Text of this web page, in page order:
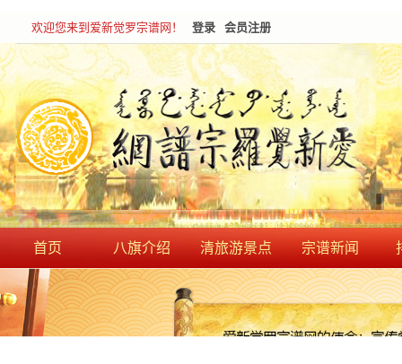
欢迎您来到爱新觉罗宗谱网！ 登录 会员注册
首页 八旗介绍 清旅游景点 宗谱新闻